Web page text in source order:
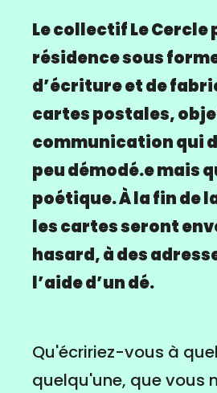
Le collectif Le Cercle
résidence sous
d’écriture et de
cartes postales,
communication qui
peu démodé.e mais
poétique. À la fin de
les cartes seront
hasard, à des
l’aide d’un dé.
Qu'écririez-vous à
quelqu'une, que vous